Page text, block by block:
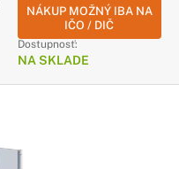
NÁKUP MOŽNÝ IBA NA
IČO / DIČ
Dostupnosť:
NA SKLADE